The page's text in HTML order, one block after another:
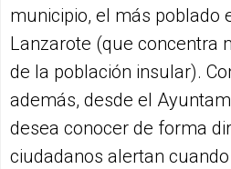
municipio, el más poblado
Lanzarote (que concentra
de la población insular).
además, desde el
desea conocer de forma
ciudadanos alertan